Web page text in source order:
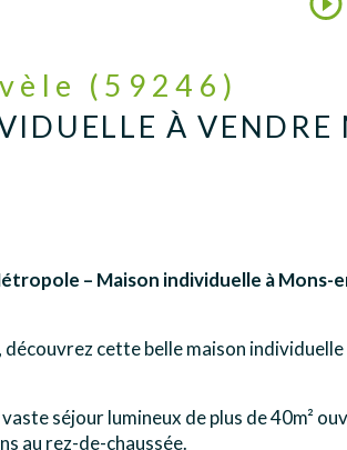
(59246)
À VENDRE
– Maison individuelle à Mons-
découvrez cette belle maison
séjour lumineux de plus de 40m²
au rez-de-chaussée.